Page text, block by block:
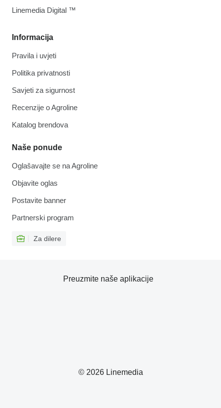
Informacija
Pravila i uvjeti
Politika privatnosti
Savjeti za sigurnost
Recenzije o Agroline
Katalog brendova
Naše ponude
Oglašavajte se na Agroline
Objavite oglas
Postavite banner
Partnerski program
Za dilere
Linemedia Digital ™
© 2026 Linemedia
Preuzmite naše aplikacije